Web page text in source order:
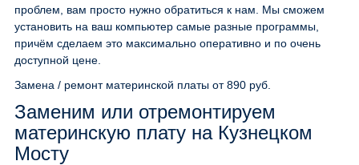
проблем, вам просто нужно обратиться к нам. Мы сможем
установить на ваш компьютер самые разные программы,
причём сделаем это максимально оперативно и по очень
доступной цене.
Замена / ремонт материнской платы от 890 руб.
Заменим или отремонтируем
материнскую плату на Кузнецком
Мосту